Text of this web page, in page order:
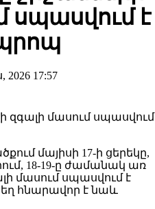
սպասվում է
2026 17:57
մայիսի 17-ի ցերեկը,
18-19-ը ժամանակ առ
մասում սպասվում է
հնարավոր է նաև